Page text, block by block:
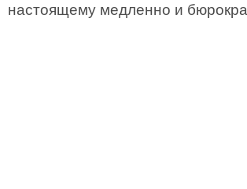
настоящему медленно и